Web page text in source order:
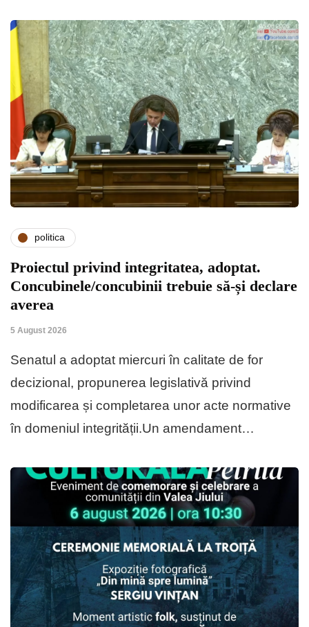
politica
Proiectul privind integritatea, adoptat.
Concubinele/concubinii trebuie să-și declare
averea
5 August 2026
Senatul a adoptat miercuri în calitate de for
decizional, propunerea legislativă privind
modificarea și completarea unor acte normative
în domeniul integrității.Un amendament…